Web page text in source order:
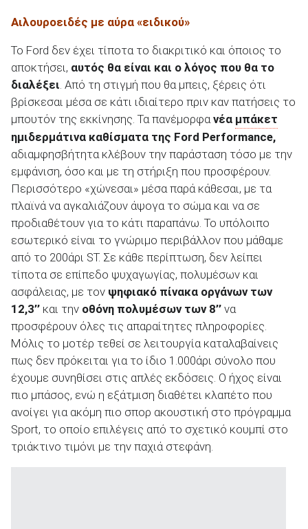
Αιλουροειδές με αύρα «ειδικού»
Το Ford δεν έχει τίποτα το διακριτικό και όποιος το
αποκτήσει, αυτός θα είναι και ο λόγος που θα το
διαλέξει. Από τη στιγμή που θα μπεις, ξέρεις ότι
βρίσκεσαι μέσα σε κάτι ιδιαίτερο πριν καν πατήσεις το
μπουτόν της εκκίνησης. Τα πανέμορφανέα μπάκετ
ημιδερμάτινα καθίσματα της Ford Performance,
αδιαμφησβήτητα κλέβουν την παράσταση τόσο με την
εμφάνιση, όσο και με τη στήριξη που προσφέρουν.
Περισσότερο «χώνεσαι» μέσα παρά κάθεσαι, με τα
πλαϊνά να αγκαλιάζουν άψογα το σώμα και να σε
προδιαθέτουν για το κάτι παραπάνω. Το υπόλοιπο
εσωτερικό είναι το γνώριμο περιβάλλον που μάθαμε
από το 200άρι ST. Σε κάθε περίπτωση, δεν λείπει
τίποτα σε επίπεδο ψυχαγωγίας, πολυμέσων και
ασφάλειας, με τον ψηφιακό πίνακα οργάνων των
12,3’’ και την οθόνη πολυμέσων των 8’’ να
προσφέρουν όλες τις απαραίτητες πληροφορίες.
Μόλις το μοτέρ τεθεί σε λειτουργία καταλαβαίνεις
πως δεν πρόκειται για το ίδιο 1.000άρι σύνολο που
έχουμε συνηθίσει στις απλές εκδόσεις. Ο ήχος είναι
πιο μπάσος, ενώ η εξάτμιση διαθέτει κλαπέτο που
ανοίγει για ακόμη πιο σπορ ακουστική στο πρόγραμμα
Sport, το οποίο επιλέγεις από το σχετικό κουμπί στο
τριάκτινο τιμόνι με την παχιά στεφάνη.